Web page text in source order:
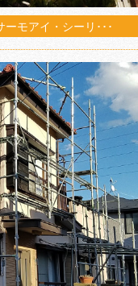
モアイ・シーリ･･･